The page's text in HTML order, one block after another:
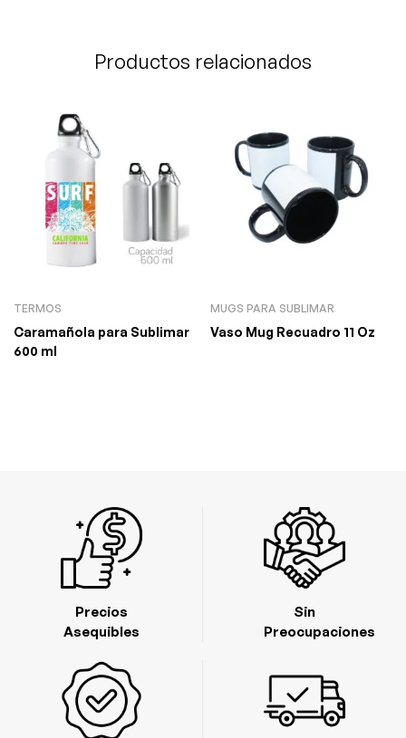
Productos relacionados
TERMOS
Caramañola para Sublimar
600 ml
MUGS PARA SUBLIMAR
Vaso Mug Recuadro 11 Oz
Precios
Asequibles
Sin
Preocupaciones